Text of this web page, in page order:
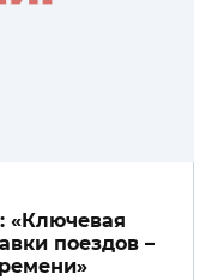
«Ключевая
поездов –